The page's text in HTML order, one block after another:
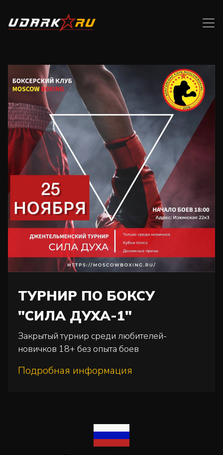
ТУРНИР ПО БОКСУ
"СИЛА ДУХА-1"
Закрытый турнир среди любителей-
новичков 18+ без опыта боев
Подробная информация